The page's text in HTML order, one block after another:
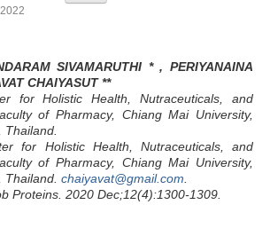
SIVAMARUTHI * , PERIYANAINA
CHAIYASUT **
for Holistic Health, Nutraceuticals, and
of Pharmacy, Chiang Mai University,
for Holistic Health, Nutraceuticals, and
of Pharmacy, Chiang Mai University,
chaiyavat@gmail.com
Proteins. 2020 Dec;12(4):1300-1309.